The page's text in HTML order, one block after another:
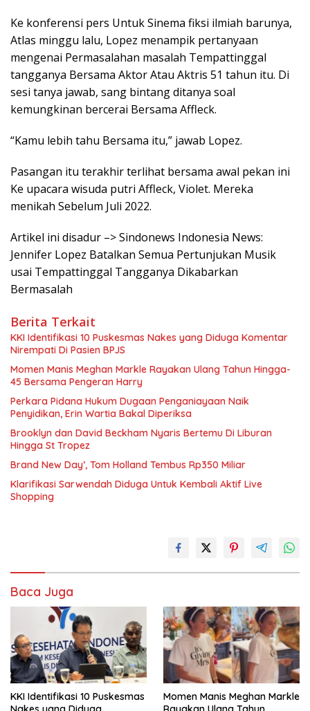
Ke konferensi pers Untuk Sinema fiksi ilmiah barunya,
Atlas minggu lalu, Lopez menampik pertanyaan
mengenai Permasalahan masalah Tempattinggal
tangganya Bersama Aktor Atau Aktris 51 tahun itu. Di
sesi tanya jawab, sang bintang ditanya soal
kemungkinan bercerai Bersama Affleck.
“Kamu lebih tahu Bersama itu,” jawab Lopez.
Pasangan itu terakhir terlihat bersama awal pekan ini
Ke upacara wisuda putri Affleck, Violet. Mereka
menikah Sebelum Juli 2022.
Artikel ini disadur –> Sindonews Indonesia News:
Jennifer Lopez Batalkan Semua Pertunjukan Musik
usai Tempattinggal Tangganya Dikabarkan
Bermasalah
Berita Terkait
KKI Identifikasi 10 Puskesmas Nakes yang Diduga Komentar
Nirempati Di Pasien BPJS
Momen Manis Meghan Markle Rayakan Ulang Tahun Hingga-
45 Bersama Pengeran Harry
Perkara Pidana Hukum Dugaan Penganiayaan Naik
Penyidikan, Erin Wartia Bakal Diperiksa
Brooklyn dan David Beckham Nyaris Bertemu Di Liburan
Hingga St Tropez
Brand New Day’, Tom Holland Tembus Rp350 Miliar
Klarifikasi Sarwendah Diduga Untuk Kembali Aktif Live
Shopping
Baca Juga
KKI Identifikasi 10 Puskesmas
Momen Manis Meghan Markle